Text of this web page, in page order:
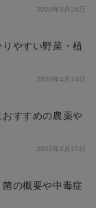
2020年3月26日
やすい野菜・植
2020年4月14日
おすすめの農薬や
2020年4月15日
の概要や中毒症